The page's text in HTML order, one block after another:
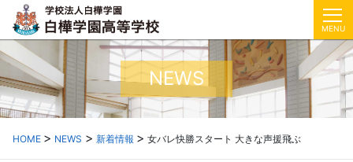
MENU
NEWS
HOME NEWS 新着情報 女バレ快勝スタート 大きな声援飛ぶ